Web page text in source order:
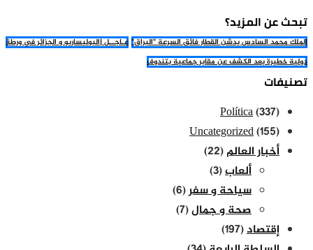
تبحث عن المزيد؟
الملك محمد السادس يدشن القطار فائق السرعة "البراق" عـاجــل |البوليساريو و الجزائر في ورطة
دولية خطيرة بعد الكشف عن مقابر جماعية بتندوف
تصنيفات
Política(337)
Uncategorized(155)
أخبار العالم(22)
ألعاب(3)
سياحة و سفر(6)
صحة و جمال(7)
إقتصاد(197)